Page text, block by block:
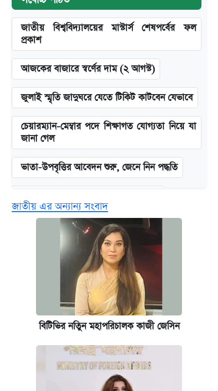
জাতীয় বিশ্ববিদ্যালয়ের মাস্টার্স শেষপর্বের ফল
প্রকাশ
আজকের বাজারে স্বর্ণের দাম (২ আগস্ট)
জুলাই স্মৃতি জাদুঘরে যেতে টিকিট কাটবেন যেভাবে
চেয়ারম্যান-মেম্বার পদে শিক্ষাগত যোগ্যতা নিয়ে যা
জানা গেল
ভাতা-উপবৃত্তির আবেদন শুরু, জেনে নিন পদ্ধতি
‘গুলশানের চামেলি’ তে যৌনকর্মীর দালাল অ্যাডলফ
আজ শুক্রবার রাজধানীর যেসব মার্কেট-দোকানপাট
কবে শুরু হচ্ছে ঢাবির ভর্তি আবেদন, জানাল কর্তৃপক্ষ
আজকের বাজারে স্বর্ণের দাম (৪ আগস্ট)
নবম জাতীয় পে-স্কেল নিয়ে সর্বশেষ যা জানা গেল
জাতীয় এর অন্যান্য সংবাদ
বিটিভির নতিুন মহাপরিচালক কাজী জেসিন